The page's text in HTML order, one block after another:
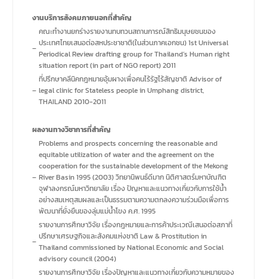
งานบริการสังคมภายนอกที่สำคัญ
–
คณะทำงานยกร่างรายงานทบทวนสถานการณ์สิทธิมนุษยชนของ
ประเทศไทยเสนอต่อสหประชาชาติ(ในส่วนภาคเอกชน) 1st Universal
Periodical Review drafting group for Thailand’s Human right
situation report (in part of NGO report) 2011
–
ที่ปรึกษาคลีนิคกฎหมายอุ้มผางเพื่อคนไร้รัฐไร้สัญชาติ Advisor of
legal clinic for Stateless people in Umphang district,
THAILAND 2010-2011
ผลงานทางวิชาการที่สำคัญ
–
Problems and prospects concerning the reasonable and
equitable utilization of water and the agreement on the
cooperation for the sustainable development of the Mekong
River Basin 1995 (2003) วิทยานิพนธ์ดีมาก นิติศาสตร์มหาบัณฑิต
จุฬาลงกรณ์มหาวิทยาลัย เรื่อง ปัญหาและแนวทางเกี่ยวกับการใช้น้ำ
อย่างสมเหตุสมผลและเป็นธรรมตามความตกลงความร่วมมือเพื่อการ
พัฒนาที่ยั่งยืนของลุ่มแม่น้ำโขง ค.ศ. 1995
–
รายงานการศึกษาวิจัย เรื่องกฎหมายและการค้าประเวณีเสนอต่อสภาที่
ปรึกษาเศรษฐกิจและสังคมแห่งชาติ Law & Prostitution in
Thailand commissioned by National Economic and Social
advisory council (2004)
รายงานการศึกษาวิจัย เรื่องปัญหาและแนวทางเกี่ยวกับความหมายของ